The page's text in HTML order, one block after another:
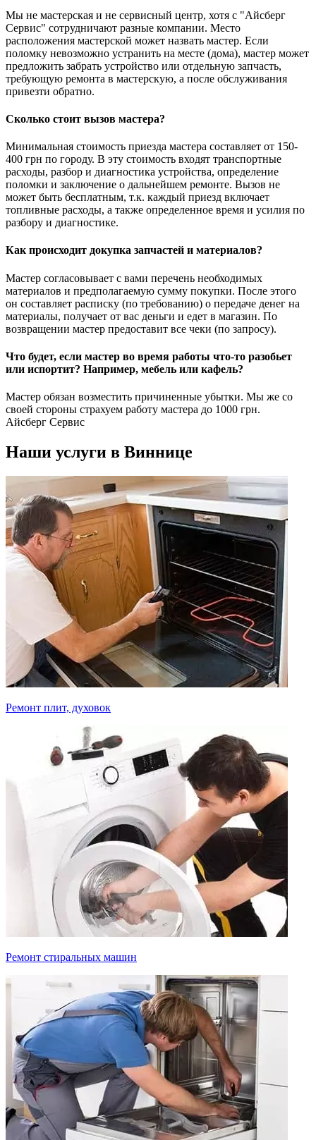
Мы не мастерская и не сервисный центр, хотя с "Айсберг
Сервис" сотрудничают разные компании. Место
расположения мастерской может назвать мастер. Если
поломку невозможно устранить на месте (дома), мастер может
предложить забрать устройство или отдельную запчасть,
требующую ремонта в мастерскую, а после обслуживания
привезти обратно.
Сколько стоит вызов мастера?
Минимальная стоимость приезда мастера составляет от 150-
400 грн по городу. В эту стоимость входят транспортные
расходы, разбор и диагностика устройства, определение
поломки и заключение о дальнейшем ремонте. Вызов не
может быть бесплатным, т.к. каждый приезд включает
топливные расходы, а также определенное время и усилия по
разбору и диагностике.
Как происходит докупка запчастей и материалов?
Мастер согласовывает с вами перечень необходимых
материалов и предполагаемую сумму покупки. После этого
он составляет расписку (по требованию) о передаче денег на
материалы, получает от вас деньги и едет в магазин. По
возвращении мастер предоставит все чеки (по запросу).
Что будет, если мастер во время работы что-то разобьет
или испортит? Например, мебель или кафель?
Мастер обязан возместить причиненные убытки. Мы же со
своей стороны страхуем работу мастера до 1000 грн.
Айсберг Сервис
Наши услуги в Виннице
Ремонт плит, духовок
Ремонт стиральных машин